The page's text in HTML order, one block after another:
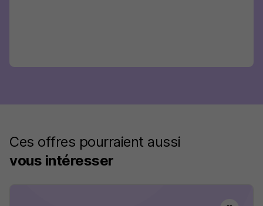
Ces offres pourraient aussi
vous intéresser